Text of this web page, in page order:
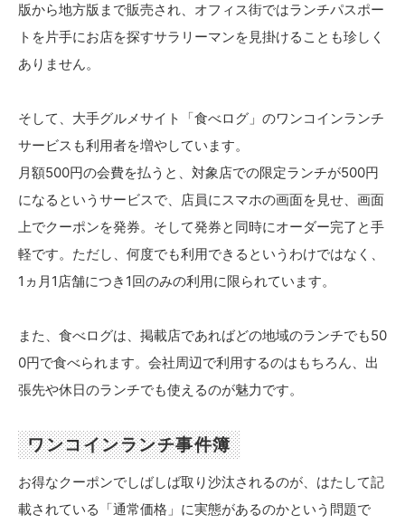
版から地方版まで販売され、オフィス街ではランチパスポー
トを片手にお店を探すサラリーマンを見掛けることも珍しく
ありません。
そして、大手グルメサイト「食べログ」のワンコインランチ
サービスも利用者を増やしています。
月額500円の会費を払うと、対象店での限定ランチが500円
になるというサービスで、店員にスマホの画面を見せ、画面
上でクーポンを発券。そして発券と同時にオーダー完了と手
軽です。ただし、何度でも利用できるというわけではなく、
1ヵ月1店舗につき1回のみの利用に限られています。
また、食べログは、掲載店であればどの地域のランチでも50
0円で食べられます。会社周辺で利用するのはもちろん、出
張先や休日のランチでも使えるのが魅力です。
ワンコインランチ事件簿
お得なクーポンでしばしば取り沙汰されるのが、はたして記
載されている「通常価格」に実態があるのかという問題で